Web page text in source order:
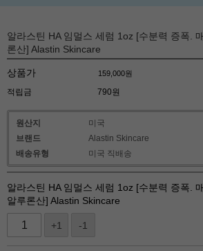
알라스틴 HA 임멀스 세럼 1oz [수분력 증폭.
론산] Alastin Skincare
상품가 159,000원
적립금 790원
원산지
미국
브랜드
Alastin Skincare
배송유형
미국 직배송
알라스틴 HA 임멀스 세럼 1oz [수분력 증폭.
알루론산] Alastin Skincare
+1 -1